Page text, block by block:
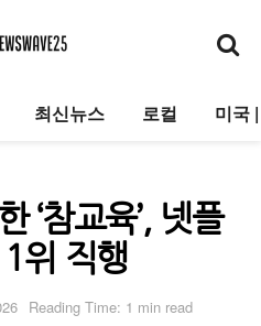
최신뉴스 로컬 미국
‘참교육’, 넷플
위 직행
Reading Time: 1 min read